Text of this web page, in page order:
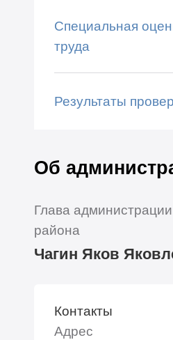
Специальная
труда
Результаты
Об
Глава
района
Чагин Яков
Контакты
Адрес